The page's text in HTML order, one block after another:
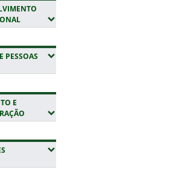
(EXPANDIR SUBMENUS)
PESSOAS (EXPANDIR SUBMENUS)
E
(EXPANDIR SUBMENUS)
(EXPANDIR SUBMENUS)